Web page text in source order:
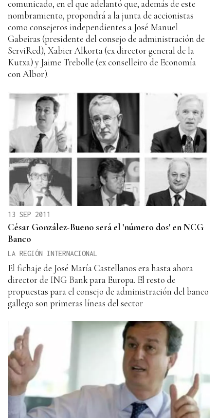
comunicado, en el que adelantó que, además de este
nombramiento, propondrá a la junta de accionistas
como consejeros independientes a José Manuel
Gabeiras (presidente del consejo de administración de
ServiRed), Xabier Alkorta (ex director general de la
Kutxa) y Jaime Trebolle (ex conselleiro de Economía
con Albor).
13 SEP 2011
César González-Bueno será el 'número dos' en NCG
Banco
LA REGIÓN INTERNACIONAL
El fichaje de José María Castellanos era hasta ahora
director de ING Bank para Europa. El resto de
propuestas para el consejo de administración del banco
gallego son primeras líneas del sector